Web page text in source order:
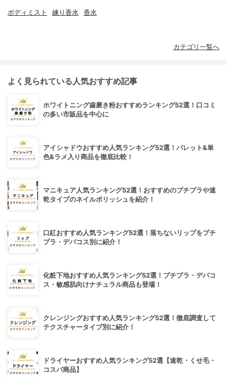
ボディミスト 練り香水 香水
カテゴリ一覧へ
よく見られている人気おすすめ記事
ホワイトニング歯磨き粉おすすめランキング52選！口コミ
の多い市販品を中心に
アイシャドウおすすめ人気ランキング52選！パレット&単
色&ラメ入り商品を徹底比較！
マニキュア人気ランキング52選！おすすめのプチプラや速
乾タイプのネイルポリッシュを紹介！
口紅おすすめ人気ランキング52選！落ちないリップをプチ
プラ・デパコス別に紹介！
化粧下地おすすめ人気ランキング52選！プチプラ・デパコ
ス・敏感肌向けナチュラル商品も登場！
クレンジングおすすめ人気ランキング52選！徹底調査して
テクスチャータイプ別に紹介！
ドライヤーおすすめ人気ランキング52選【速乾・くせ毛・
コスパ商品】